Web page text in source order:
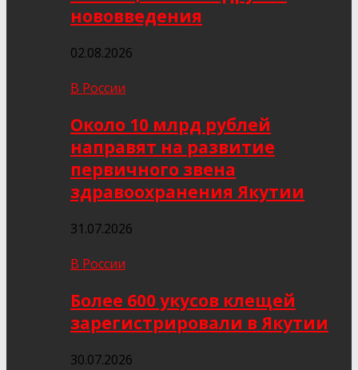
нововведения
02.08.2026
В России
Около 10 млрд рублей
направят на развитие
первичного звена
здравоохранения Якутии
31.07.2026
В России
Более 600 укусов клещей
зарегистрировали в Якутии
30.07.2026